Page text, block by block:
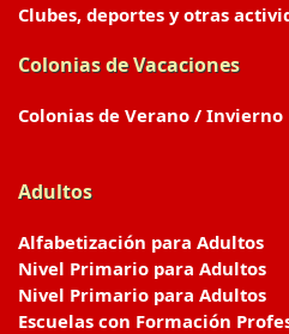
Clubes, deportes y otras
Colonias de Vacaciones
Colonias de Verano / Invierno
Adultos
Alfabetización para Adultos
Nivel Primario para Adultos
Nivel Primario para Adultos
Escuelas con Formación